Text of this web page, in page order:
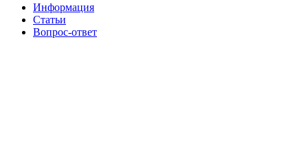
Информация
Статьи
Вопрос-ответ